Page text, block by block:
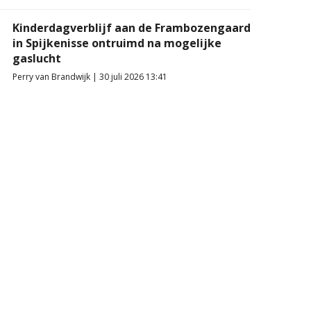
Kinderdagverblijf aan de Frambozengaard
in Spijkenisse ontruimd na mogelijke
gaslucht
Perry van Brandwijk | 30 juli 2026 13:41